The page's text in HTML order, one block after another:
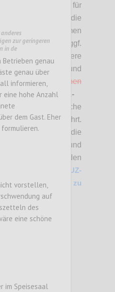
für
Bitte die
(mit „Daumen
und diese ggf.
allfällige weitere
und
rot durchgestrichen
BeiSOLL-
Kriterien
, wesentliche
angeführt.
Bereich sowie die
Beurteilung und
Zuordnung zu den
finden Sie unter
UZ-
Vers. 6.1 (2014) zu
zur geringeren
in de
Betrieben genau
genau über
informieren,
eine hohe Anzahl
dem Gast. Eher
vorstellen,
auf
des
eine schöne
im Speisesaal